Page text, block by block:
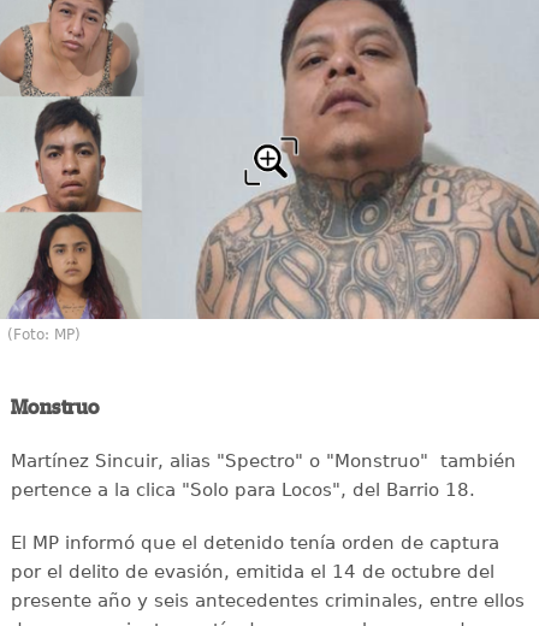
(Foto: MP)
Monstruo
Martínez Sincuir, alias "Spectro" o "Monstruo" también
pertence a la clica "Solo para Locos", del Barrio 18.
El MP informó que el detenido tenía orden de captura
por el delito de evasión, emitida el 14 de octubre del
presente año y seis antecedentes criminales, entre ellos